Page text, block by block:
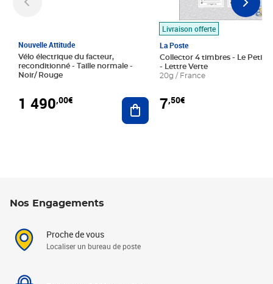
Nouvelle Attitude
Vélo électrique du facteur,
reconditionné - Taille normale -
Noir/ Rouge
1 490,00€ Ajouter au panier
Livraison offerte
La Poste
Collector 4 timbres - Le Petit
- Lettre Verte
20g / France
7,50€
Nos Engagements
Proche de vous
Localiser un bureau de poste